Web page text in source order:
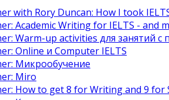
with Rory Duncan: How I took
Academic Writing for IELTS - and
Warm-up activities для занятий
Online и Computer IELTS
Микрообучение
Miro
How to get 8 for Writing and 9 for